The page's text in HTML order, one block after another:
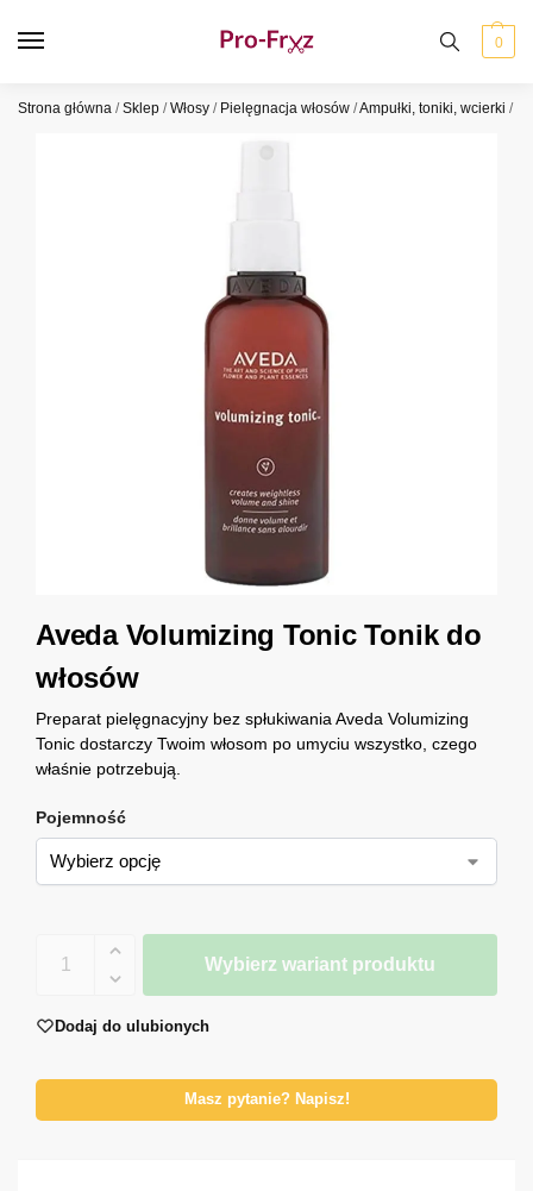
0
Strona główna /Sklep /Włosy / Pielęgnacja włosów /Ampułki, toniki, wcierki /
Aveda Volumizing Tonic Tonik do
włosów
Preparat pielęgnacyjny bez spłukiwania Aveda Volumizing
Tonic dostarczy Twoim włosom po umyciu wszystko, czego
właśnie potrzebują.
Pojemność
Wybierz wariant produktu
Dodaj do ulubionych
Masz pytanie? Napisz!